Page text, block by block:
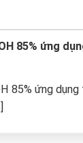
85% ứng
85% ứng